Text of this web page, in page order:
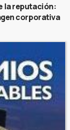
la reputación:
corporativa